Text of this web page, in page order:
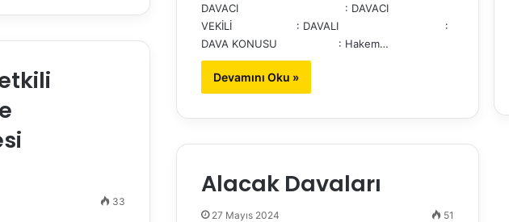
DAVACI : DAVACI
VEKİLİ : DAVALI :
DAVA KONUSU : Hakem…
Devamını Oku »
33
Alacak Davaları
27 Mayıs 2024 51